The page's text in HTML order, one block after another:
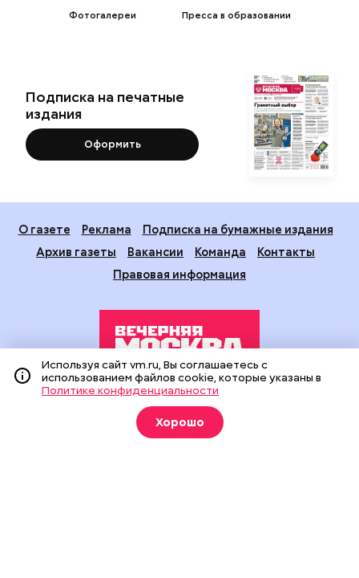
Фотогалереи
Пресса в образовании
Подписка на печатные
издания
Оформить
О газете Реклама
Подписка на бумажные издания
Архив газеты
Вакансии Команда
Контакты
Правовая информация
Издание создано при финансовой поддержке Департамента
средств массовой информации и рекламы города Москвы.
На сайте применяются рекомендательные технологии
(информационные технологии предоставления информации
Используя сайт vm.ru, Вы соглашаетесь с
использованием файлов cookie, которые указаны в
Политике конфиденциальности
Хорошо